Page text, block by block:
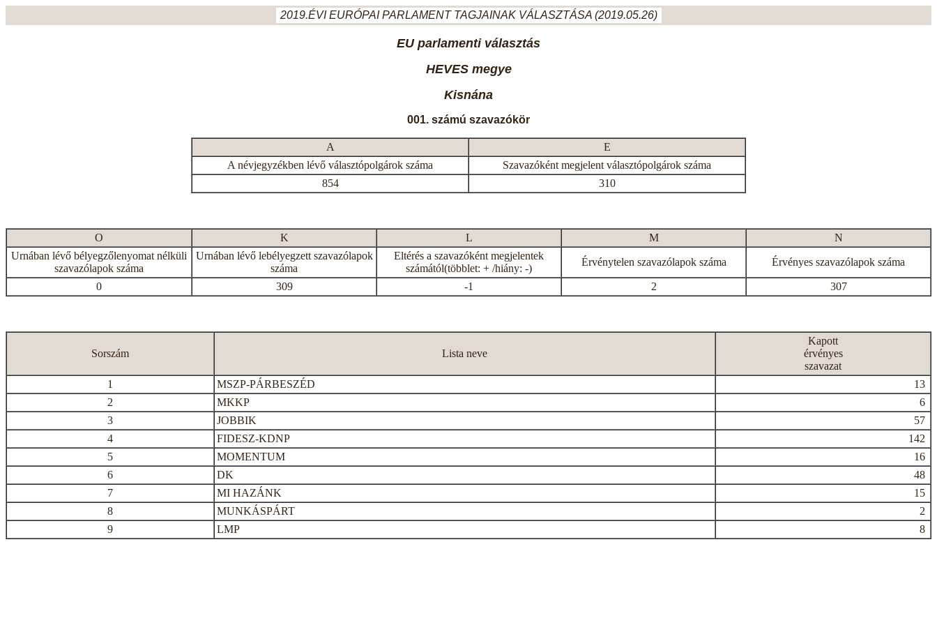
2019.ÉVI EURÓPAI PARLAMENT TAGJAINAK VÁLASZTÁSA (2019.05.26)
EU parlamenti választás
HEVES megye
Kisnána
001. számú szavazókör
A
E
A névjegyzékben lévő választópolgárok száma
Szavazóként megjelent választópolgárok száma
854
310
O K L M
N
Urnában lévő bélyegzőlenyomat nélküli
szavazólapok száma
Urnában lévő lebélyegzett szavazólapok
száma
Eltérés a szavazóként megjelentek
számától(többlet: + /hiány: -)
Érvénytelen szavazólapok száma Érvényes szavazólapok száma
0 309 -1 2 307
Sorszám Lista neve
Kapott
érvényes
szavazat
1
MSZP-PÁRBESZÉD
13
2
MKKP
6
3
JOBBIK
57
4
FIDESZ-KDNP
142
5
MOMENTUM
16
6
DK
48
7
MI HAZÁNK
15
8
MUNKÁSPÁRT
2
9
LMP 8